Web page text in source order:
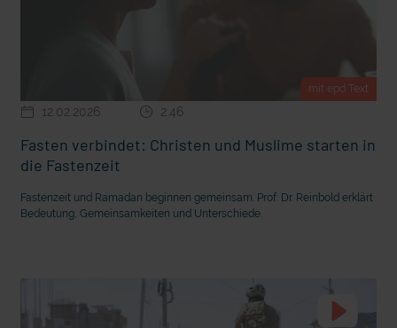
mit epd Text
12.02.2026 2:46
Fasten verbindet: Christen und Muslime starten in
die Fastenzeit
Fastenzeit und Ramadan beginnen gemeinsam. Prof. Dr. Reinbold erklärt
Bedeutung, Gemeinsamkeiten und Unterschiede.